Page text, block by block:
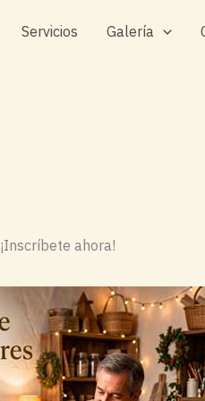
Servicios Galería
¡Inscríbete ahora!